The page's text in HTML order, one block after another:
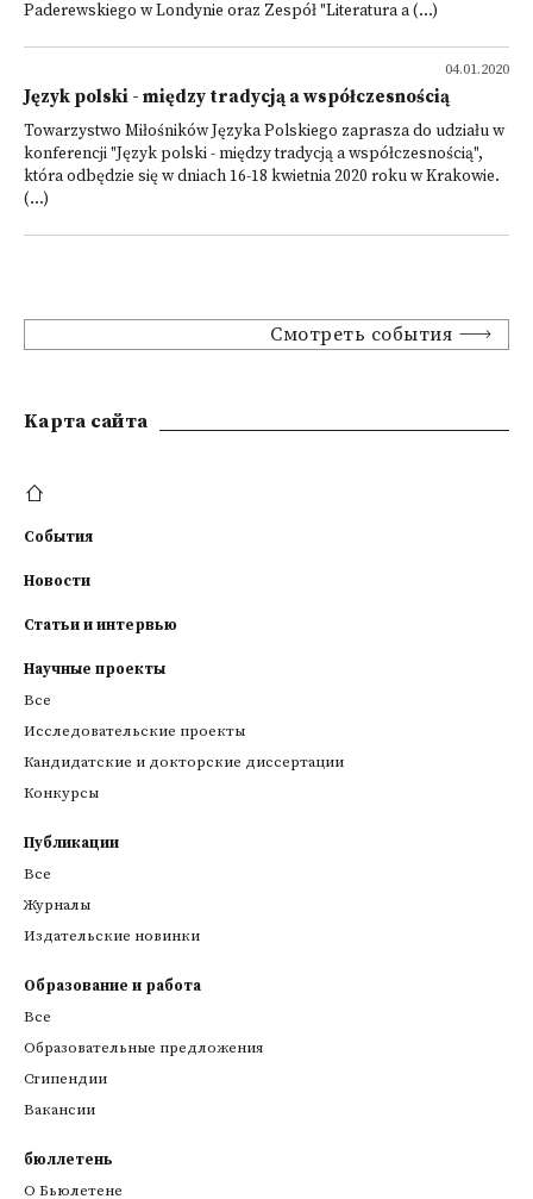
Paderewskiego w Londynie oraz Zespół "Literatura a (...)
04.01.2020
Język polski - między tradycją a współczesnością
Towarzystwo Miłośników Języka Polskiego zaprasza do udziału w
konferencji "Język polski - między tradycją a współczesnością",
która odbędzie się w dniach 16-18 kwietnia 2020 roku w Krakowie.
(...)
Смотреть события
Kарта сайта
События
Новости
Статьи и интервью
Научные проекты
Все
Исследовательские проекты
Кандидатские и докторские диссертации
Конкурсы
Публикации
Все
Журналы
Издательские новинки
Образование и работа
Все
Образовательные предложения
Стипендии
Вакансии
бюллетень
О Бьюлетене